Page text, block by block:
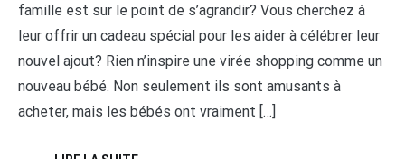
famille est sur le point de s’agrandir? Vous cherchez à
leur offrir un cadeau spécial pour les aider à célébrer leur
nouvel ajout? Rien n’inspire une virée shopping comme un
nouveau bébé. Non seulement ils sont amusants à
acheter, mais les bébés ont vraiment […]